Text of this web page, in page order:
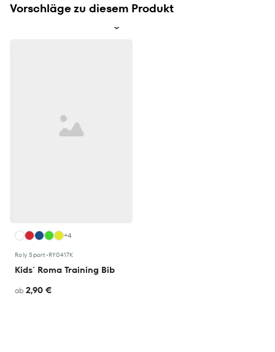
Vorschläge zu diesem Produkt
+4
Roly Sport •RY0417K
Kids´ Roma Training Bib
ab 2,90 €